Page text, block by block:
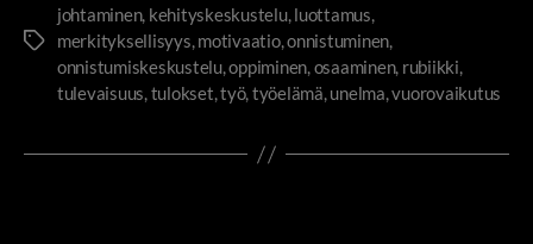
johtaminen, kehityskeskustelu,luottamus,
merkityksellisyys,motivaatio,onnistuminen,
onnistumiskeskustelu,oppiminen,osaaminen, rubiikki,
tulevaisuus,tulokset,työ,työelämä,unelma,vuorovaikutus